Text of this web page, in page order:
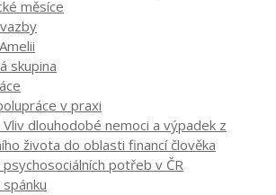
měsíce
skupina
v praxi
Vliv dlouhodobé nemoci a výpadek z
života do oblasti financí člověka
psychosociálních potřeb v ČR